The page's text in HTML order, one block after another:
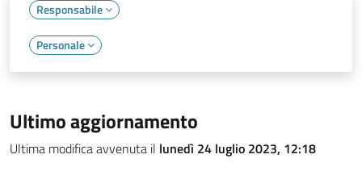
Responsabile
Personale
Ultimo aggiornamento
Ultima modifica avvenuta il lunedì 24 luglio 2023, 12:18